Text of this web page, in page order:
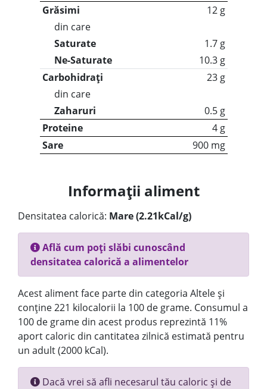
Grăsimi
12 g
din care
Saturate
1.7 g
Ne-Saturate
10.3 g
Carbohidrați
23 g
din care
Zaharuri
0.5 g
Proteine
4 g
Sare
900 mg
Informații aliment
Densitatea calorică: Mare (2.21kCal/g)
Află cum poți slăbi cunoscând
densitatea calorică a alimentelor
Acest aliment face parte din categoria Altele și
conține 221 kilocalorii la 100 de grame. Consumul a
100 de grame din acest produs reprezintă 11%
aport caloric din cantitatea zilnică estimată pentru
un adult (2000 kCal).
Dacă vrei să afli necesarul tău caloric și de